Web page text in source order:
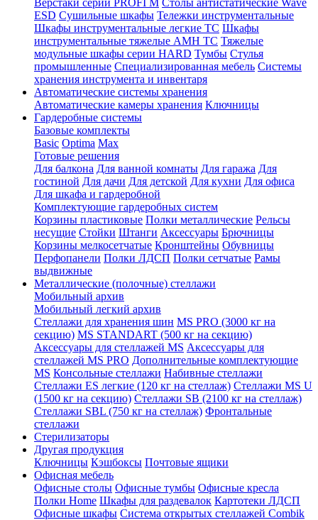
ESD Cушильные шкафы Тележки инструментальные
Шкафы инструментальные легкие ТС Шкафы
инструментальные тяжелые AMH TC Тяжелые
модульные шкафы серии HARD Тумбы Стулья
промышленные Cпециализированная мебель Системы
хранения инструмента и инвентаря
Автоматические системы хранения
Автоматические камеры хранения Ключницы
Гардеробные системы
Базовые комплекты
Basic Optima Max
Готовые решения
Для балкона Для ванной комнаты Для гаража Для
гостиной Для дачи Для детской Для кухни Для офиса
Для шкафа и гардеробной
Комплектующие гардеробных систем
Корзины пластиковые Полки металлические Рельсы
несущие Стойки Штанги Аксессуары Брючницы
Корзины мелкосетчатые Кронштейны Обувницы
Перфопанели Полки ЛДСП Полки сетчатые Рамы
выдвижные
Металлические (полочные) стеллажи
Мобильный архив
Мобильный легкий архив
Стеллажи для хранения шин MS PRO (3000 кг на
секцию) MS STANDART (500 кг на секцию)
Аксессуары для стеллажей MS Аксессуары для
стеллажей MS PRO Дополнительные комплектующие
MS Консольные стеллажи Набивные стеллажи
Стеллажи ES легкие (120 кг на стеллаж) Стеллажи MS U
(1500 кг на секцию) Стеллажи SB (2100 кг на стеллаж)
Стеллажи SBL (750 кг на стеллаж) Фронтальные
стеллажи
Стерилизаторы
Другая продукция
Ключницы Кэшбоксы Почтовые ящики
Офисная мебель
Офисные столы Офисные тумбы Офисные кресла
Полки Home Шкафы для раздевалок Картотеки ЛДСП
Офисные шкафы Система открытых стеллажей Combik